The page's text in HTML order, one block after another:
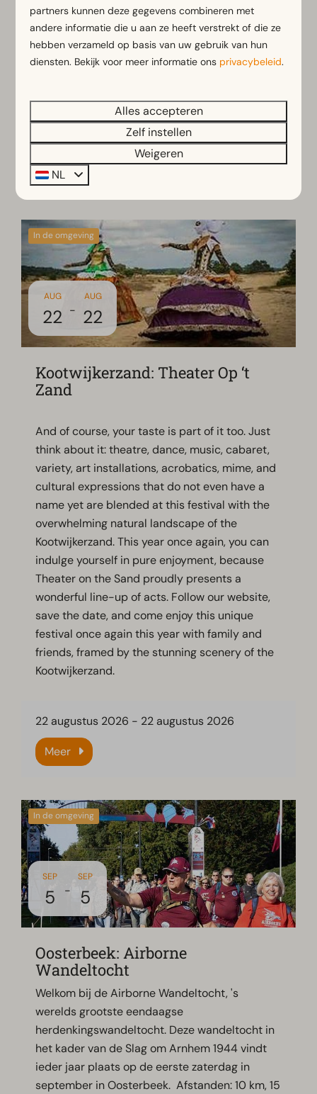
Of je nu komt voor het feest, de folklore of
gewoon de gezelligheid: de Heideweek is een
belevenis die je niet wilt missen!
Druk op ‘meer’ om direct naar de website te
21 augustus 2026-29 augustus 2026, Gratis
Meer
In de omgeving
AUG
22 -
AUG
22
Kootwijkerzand: Theater Op ‘t
Zand
And of course, your taste is part of it too. Just
think about it: theatre, dance, music, cabaret,
variety, art installations, acrobatics, mime, and
cultural expressions that do not even have a
name yet are blended at this festival with the
overwhelming natural landscape of the
Kootwijkerzand. This year once again, you can
indulge yourself in pure enjoyment, because
Theater on the Sand proudly presents a
wonderful line-up of acts. Follow our website,
save the date, and come enjoy this unique
festival once again this year with family and
friends, framed by the stunning scenery of the
Kootwijkerzand.
22 augustus 2026 - 22 augustus 2026
Meer
In de omgeving
SEP
5 -
SEP
5
Oosterbeek: Airborne
Wandeltocht
Welkom bij de Airborne Wandeltocht, 's
werelds grootste eendaagse
herdenkingswandeltocht. Deze wandeltocht in
het kader van de Slag om Arnhem 1944 vindt
ieder jaar plaats op de eerste zaterdag in
september in Oosterbeek. Afstanden: 10 km, 15
partners kunnen deze gegevens combineren met
andere informatie die u aan ze heeft verstrekt of die ze
hebben verzameld op basis van uw gebruik van hun
diensten. Bekijk voor meer informatie ons privacybeleid.
Alles accepteren
Zelf instellen
Weigeren
NL